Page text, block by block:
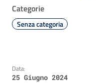
Categorie
Senza categoria
Data:
25 Giugno 2024